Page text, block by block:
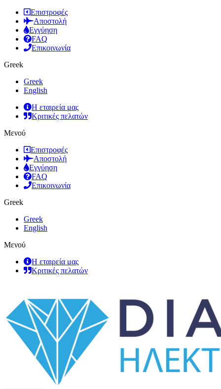
Επιστροφές
Αποστολή
Εγγύηση
FAQ
Επικοινωνία
Greek
Greek
English
Η εταιρεία μας
Κριτικές πελατών
Μενού
Επιστροφές
Αποστολή
Εγγύηση
FAQ
Επικοινωνία
Greek
Greek
English
Μενού
Η εταιρεία μας
Κριτικές πελατών